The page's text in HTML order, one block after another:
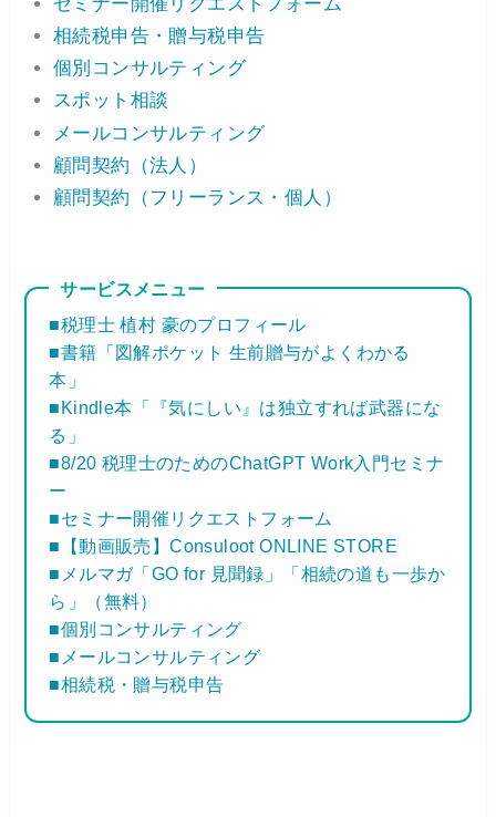
相続税申告・贈与税申告
個別コンサルティング
スポット相談
メールコンサルティング
顧問契約（法人）
顧問契約（フリーランス・個人）
サービスメニュー
■税理士 植村 豪のプロフィール
■書籍「図解ポケット 生前贈与がよくわかる
本」
■Kindle本「『気にしい』は独立すれば武器にな
る」
■8/20 税理士のためのChatGPT Work入門セミナ
ー
■セミナー開催リクエストフォーム
■【動画販売】Consuloot ONLINE STORE
■メルマガ「GO for 見聞録」「相続の道も一歩か
ら」（無料）
■個別コンサルティング
■メールコンサルティング
■相続税・贈与税申告